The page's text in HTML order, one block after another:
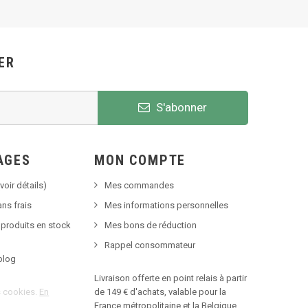
S'abonner
détails)
frais
en stock
En
MON COMPTE
Mes commandes
Mes informations personnelles
Mes bons de réduction
Rappel consommateur
Livraison offerte en point relais à partir
de 149 € d'achats, valable pour la
France métropolitaine et la Belgique.